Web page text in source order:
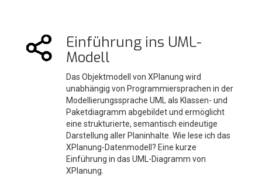
Einführung ins UML-
Modell
Das Objektmodell von XPlanung wird
unabhängig von Programmiersprachen in der
Modellierungssprache UML als Klassen- und
Paketdiagramm abgebildet und ermöglicht
eine strukturierte, semantisch eindeutige
Darstellung aller Planinhalte. Wie lese ich das
XPlanung-Datenmodell? Eine kurze
Einführung in das UML-Diagramm von
XPlanung.